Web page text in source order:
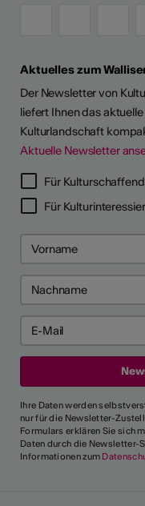
Aktuelles zum
Der Newsletter von
liefert Ihnen das
Kulturlandschaft
Aktuelle Newsletter
Für
Für
Ihre Daten werden
nur für die Newsletter-
Formulars erklären Sie sich
Daten durch die Newsletter-
Informationen zum